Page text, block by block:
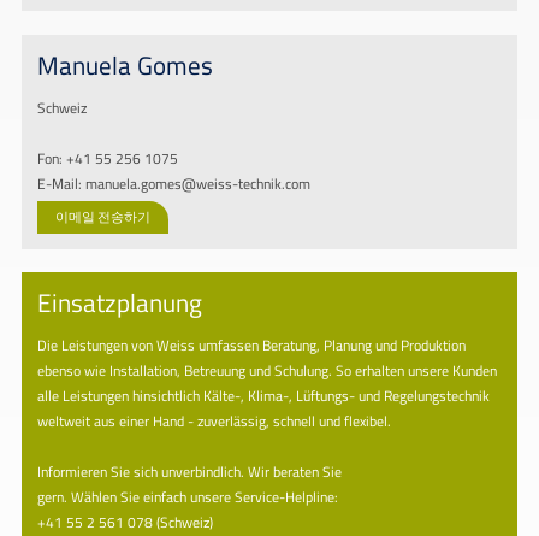
Manuela Gomes
Schweiz
Fon: +41 55 256 1075
E-Mail: manuela.gomes@weiss-technik.com
이메일 전송하기
Einsatzplanung
Die Leistungen von Weiss umfassen Beratung, Planung und Produktion
ebenso wie Installation, Betreuung und Schulung. So erhalten unsere Kunden
alle Leistungen hinsichtlich Kälte-, Klima-, Lüftungs- und Regelungstechnik
weltweit aus einer Hand - zuverlässig, schnell und flexibel.
Informieren Sie sich unverbindlich. Wir beraten Sie
gern. Wählen Sie einfach unsere Service-Helpline:
+41 55 2 561 078 (Schweiz)